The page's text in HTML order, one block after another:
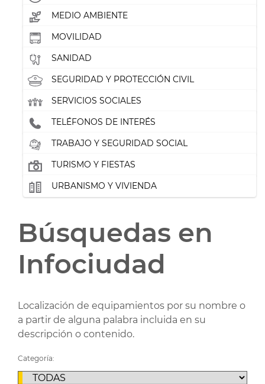
MEDIO AMBIENTE
MOVILIDAD
SANIDAD
SEGURIDAD Y PROTECCIÓN CIVIL
SERVICIOS SOCIALES
TELÉFONOS DE INTERÉS
TRABAJO Y SEGURIDAD SOCIAL
TURISMO Y FIESTAS
URBANISMO Y VIVIENDA
Búsquedas en
Infociudad
Localización de equipamientos por su nombre o
a partir de alguna palabra incluida en su
descripción o contenido.
Categoría: